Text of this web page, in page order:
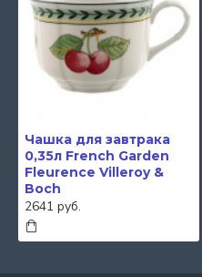
Чашка для завтрака
0,35л French Garden
Fleurence Villeroy &
Boch
2641 руб.